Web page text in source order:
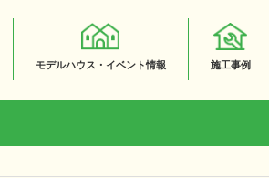
モデルハウス・イベント情報 施工事例